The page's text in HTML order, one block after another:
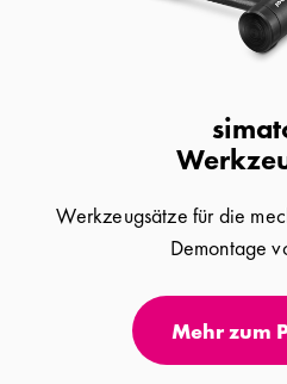
Werkzeugsätze für die
Demontage
Mehr zum